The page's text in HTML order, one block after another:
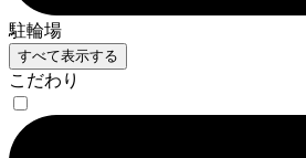
駐輪場
すべて表示する
こだわり